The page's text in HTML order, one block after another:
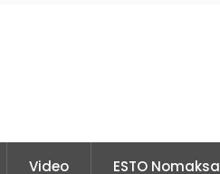
Video ESTO Nomaksa